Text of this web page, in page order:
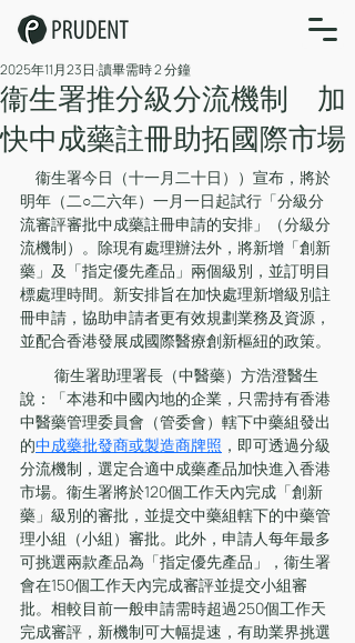
衞生署推分級分流機制 加
快中成藥註冊助拓國際市場
2025年11月23日 讀畢需時 2 分鐘
衞生署今日（十一月二十日））宣布，將於
明年（二○二六年）一月一日起試行「分級分
流審評審批中成藥註冊申請的安排」（分級分
流機制）。除現有處理辦法外，將新增「創新
藥」及「指定優先產品」兩個級別，並訂明目
標處理時間。新安排旨在加快處理新增級別註
冊申請，協助申請者更有效規劃業務及資源，
並配合香港發展成國際醫療創新樞紐的政策。
說：「本港和中國內地的企業，只需持有香港
中醫藥管理委員會（管委會）轄下中藥組發出
的中成藥批發商或製造商牌照 ，即可透過分級
分流機制，選定合適中成藥產品加快進入香港
市場。衞生署將於120個工作天內完成「創新
藥」級別的審批，並提交中藥組轄下的中藥管
理小組（小組）審批。此外，申請人每年最多
可挑選兩款產品為「指定優先產品」，衞生署
會在150個工作天內完成審評並提交小組審
批。相較目前一般申請需時超過250個工作天
完成審評，新機制可大幅提速，有助業界挑選